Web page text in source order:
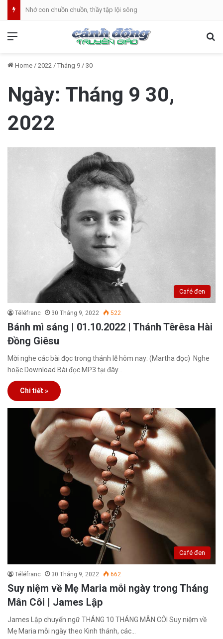
Nhớ con chuồn chuồn, thầy tập lội sông
Home / 2022 / Tháng 9 / 30
Ngày: Tháng 9 30,
2022
Café đen
Téléfranc 30 Tháng 9, 2022 522
Bánh mì sáng | 01.10.2022 | Thánh Têrêsa Hài
Đồng Giêsu
Mời nghe các bài đọc trong thánh lễ hôm nay: (Martha đọc) Nghe
hoặc Download Bài đọc MP3 tại đây…
Chi tiết »
Café đen
Téléfranc 30 Tháng 9, 2022 662
Suy niệm về Mẹ Maria mỗi ngày trong Tháng
Mân Côi | James Lập
James Lập chuyển ngữ THÁNG 10 THÁNG MÂN CÔI Suy niệm về
Mẹ Maria mỗi ngày theo Kinh thánh, các…